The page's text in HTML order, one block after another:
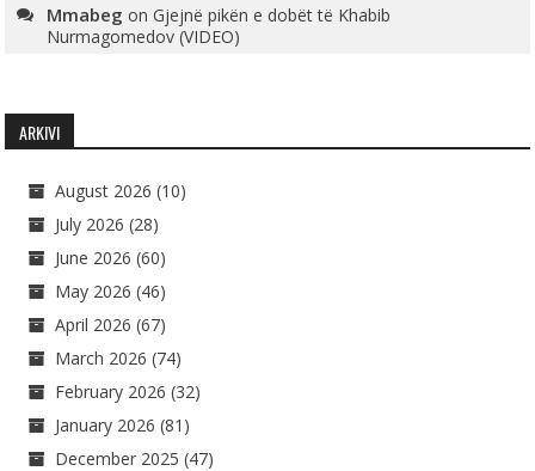
Mmabeg onGjejnë pikën e dobët të Khabib
Nurmagomedov (VIDEO)
ARKIVI
August 2026 (10)
July 2026 (28)
June 2026 (60)
May 2026 (46)
April 2026 (67)
March 2026 (74)
February 2026 (32)
January 2026 (81)
December 2025 (47)